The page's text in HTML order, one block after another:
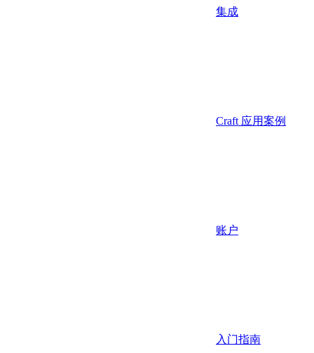
集成
Craft 应用案例
账户
入门指南